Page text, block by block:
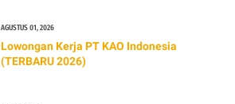
AGUSTUS 01, 2026
Lowongan Kerja PT KAO Indonesia
(TERBARU 2026)